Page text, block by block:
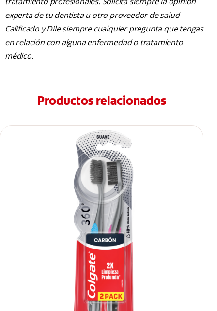
experta de tu dentista u otro proveedor de salud
Calificado y Dile siempre cualquier pregunta que tengas
en relación con alguna enfermedad o tratamiento
médico.
Productos relacionados